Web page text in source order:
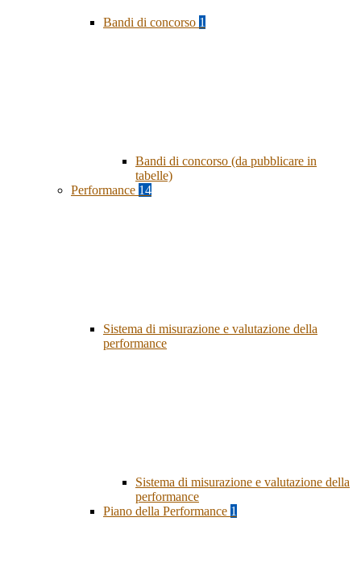
Bandi di concorso 1
Bandi di concorso (da pubblicare in
tabelle)
Performance 14
Sistema di misurazione e valutazione della
performance
Sistema di misurazione e valutazione della
performance
Piano della Performance 1